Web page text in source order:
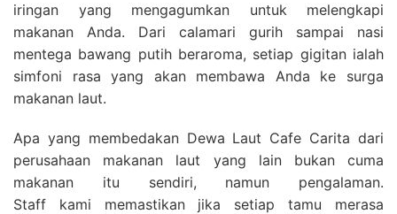
iringan yang mengagumkan untuk melengkapi
makanan Anda. Dari calamari gurih sampai nasi
mentega bawang putih beraroma, setiap gigitan ialah
simfoni rasa yang akan membawa Anda ke surga
makanan laut.
Apa yang membedakan Dewa Laut Cafe Carita dari
perusahaan makanan laut yang lain bukan cuma
makanan itu sendiri, namun pengalaman.
Staff kami memastikan jika setiap tamu merasa